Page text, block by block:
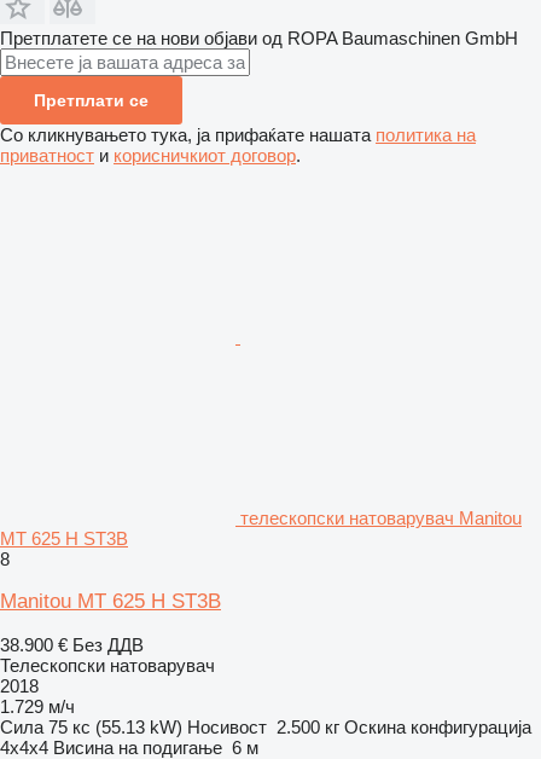
Претплатете се на нови објави од ROPA Baumaschinen GmbH
Претплати се
Со кликнувањето тука, ја прифаќате нашата политика на
приватност и корисничкиот договор.
телескопски натоварувач Manitou
MT 625 H ST3B
8
Manitou MT 625 H ST3B
38.900 € Без ДДВ
Телескопски натоварувач
2018
1.729 м/ч
Сила 75 кс (55.13 kW) Носивост 2.500 кг Оскина конфигурација
4x4x4 Висина на подигање 6 м